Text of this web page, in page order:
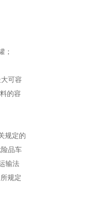
；
可容
的容
规定的
品车
输法
规定